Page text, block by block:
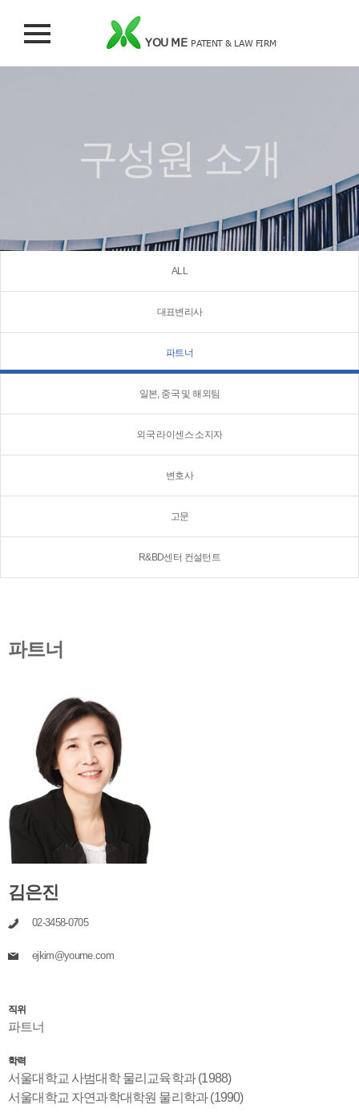
YOU ME PATENT & LAW FIRM
구성원 소개
ALL
대표변리사
파트너
일본, 중국 및 해외팀
외국 라이센스 소지자
변호사
고문
R&BD센터 컨설턴트
파트너
김은진
02-3458-0705
ejkim@youme.com
직위
파트너
학력
서울대학교 사범대학 물리교육학과 (1988)
서울대학교 자연과학대학원 물리학과 (1990)